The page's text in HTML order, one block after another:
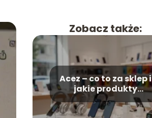
Zobacz także:
Acez – co to za sklep i
jakie produkty
oferuje?